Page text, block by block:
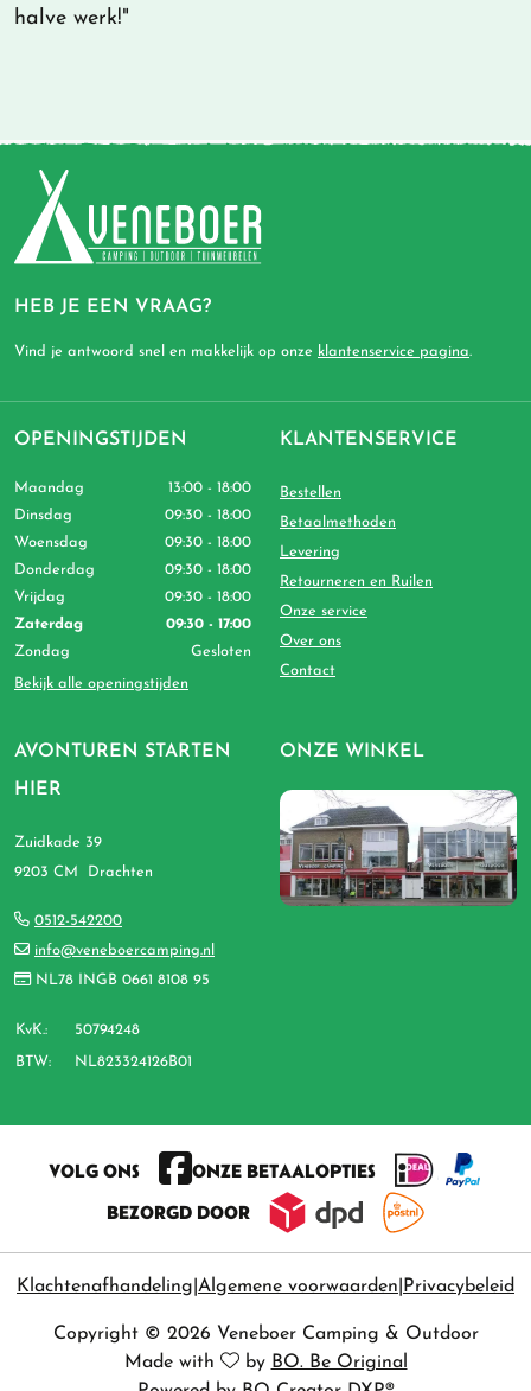
halve werk!"
HEB JE EEN VRAAG?
Vind je antwoord snel en makkelijk op onze klantenservice pagina.
AVONTUREN STARTEN
HIER
Zuidkade 39
9203 CM Drachten
0512-542200
info@veneboercamping.nl
NL78 INGB 0661 8108 95
KvK.: 50794248
BTW: NL823324126B01
OPENINGSTIJDEN
Maandag
13:00 - 18:00
Dinsdag
09:30 - 18:00
Woensdag
09:30 - 18:00
Donderdag
09:30 - 18:00
Vrijdag
09:30 - 18:00
Zaterdag
09:30 - 17:00
Zondag
Gesloten
Bekijk alle openingstijden
KLANTENSERVICE
Bestellen
Betaalmethoden
Levering
Retourneren en Ruilen
Onze service
Over ons
Contact
ONZE WINKEL
VOLG ONS
ONZE BETAALOPTIES
BEZORGD DOOR
Klachtenafhandeling Algemene voorwaarden Privacybeleid
Copyright © 2026 Veneboer Camping & Outdoor
Made with
by BO. Be Original